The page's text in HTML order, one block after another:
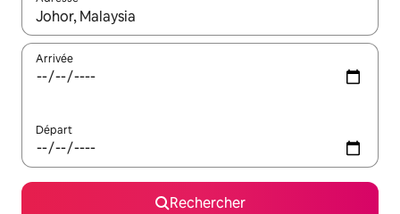
Lorsque les résultats s'affichent, utilisez les flèches vers le
Arrivée
Départ
Rechercher